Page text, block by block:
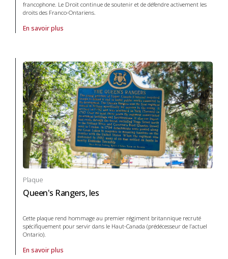
francophone. Le Droit continue de soutenir et de défendre activement les
droits des Franco-Ontariens.
En savoir plus
À propos de Plaque Le Droit in Systèmes de transport et
Plaque
Queen's Rangers, les
Cette plaque rend hommage au premier régiment britannique recruté
spécifiquement pour servir dans le Haut-Canada (prédécesseur de l’actuel
Ontario).
En savoir plus
À propos de Plaque Queen's Rangers, les in Systèmes de transport